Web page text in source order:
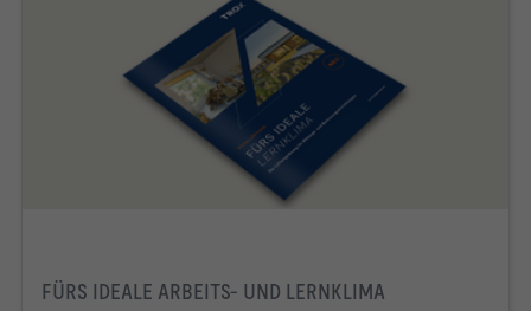
FÜRS IDEALE ARBEITS- UND LERNKLIMA